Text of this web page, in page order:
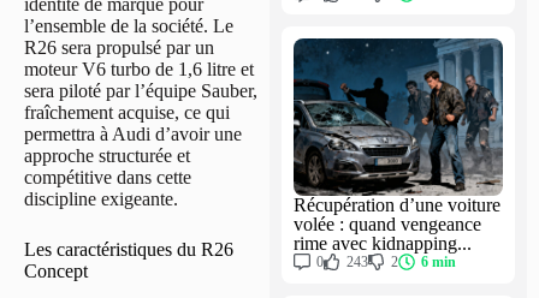
l’ensemble de la société. Le
R26 sera propulsé par un
moteur V6 turbo de 1,6 litre et
sera piloté par l’équipe Sauber,
fraîchement acquise, ce qui
permettra à Audi d’avoir une
approche structurée et
compétitive dans cette
discipline exigeante.
Les caractéristiques du R26
Concept
Récupération d’une voiture
volée : quand vengeance
rime avec kidnapping...
0 243 2 6 min